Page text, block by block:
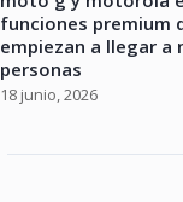
funciones premium
empiezan a llegar a
personas
18 junio, 2026